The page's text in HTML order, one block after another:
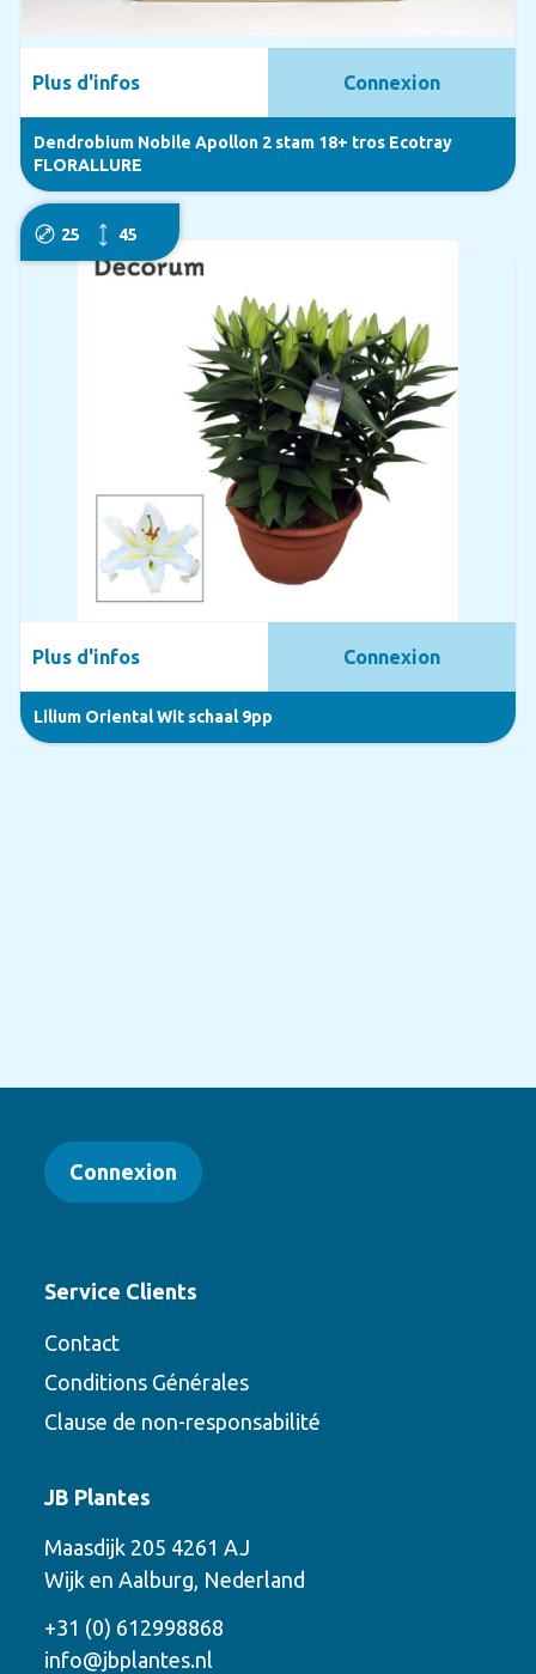
Dendrobium Nobile Apollon 2 stam 18+ tros Ecotray
FLORALLURE
Plus d'infos Connexion
25 45
Lilium Oriental Wit schaal 9pp
Plus d'infos Connexion
options suivantes
Connexion
Service Clients
Contact
Conditions Générales
Clause de non-responsabilité
JB Plantes
Maasdijk 205 4261 AJ
Wijk en Aalburg, Nederland
+31 (0) 612998868
info@jbplantes.nl